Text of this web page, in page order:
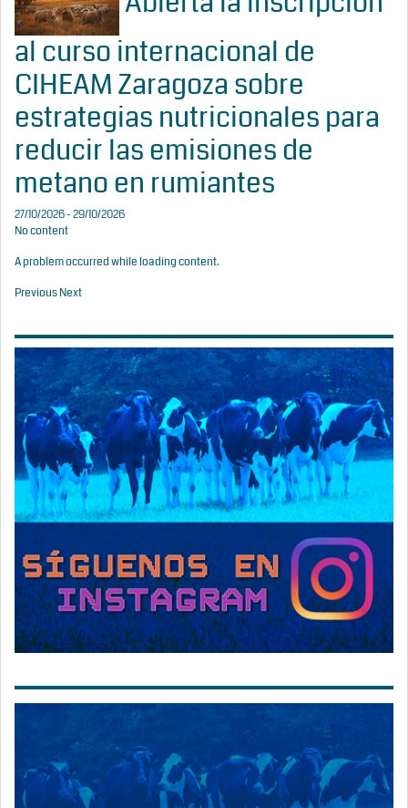
al curso internacional de
CIHEAM Zaragoza sobre
estrategias nutricionales para
reducir las emisiones de
metano en rumiantes
27/10/2026 - 29/10/2026
No content
A problem occurred while loading content.
PreviousNext